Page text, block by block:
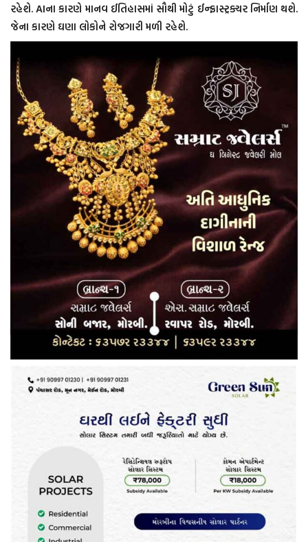
રહેશે. AIના કારણે માનવ ઈતિહાસમાં સૌથી મોટું ઈન્ફ્રાસ્ટ્રક્ચર નિર્માણ થશે.
જેના કારણે ઘણા લોકોને રોજગારી મળી રહેશે.